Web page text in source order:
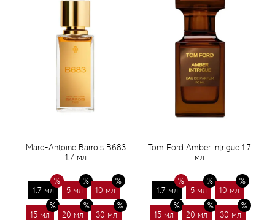
Marc-Antoine Barrois B683
1.7 мл
1.7 мл 5 мл 10 мл
15 мл 20 мл 30 мл
Tom Ford Amber Intrigue 1.7
мл
1.7 мл 5 мл 10 мл
15 мл 20 мл 30 мл